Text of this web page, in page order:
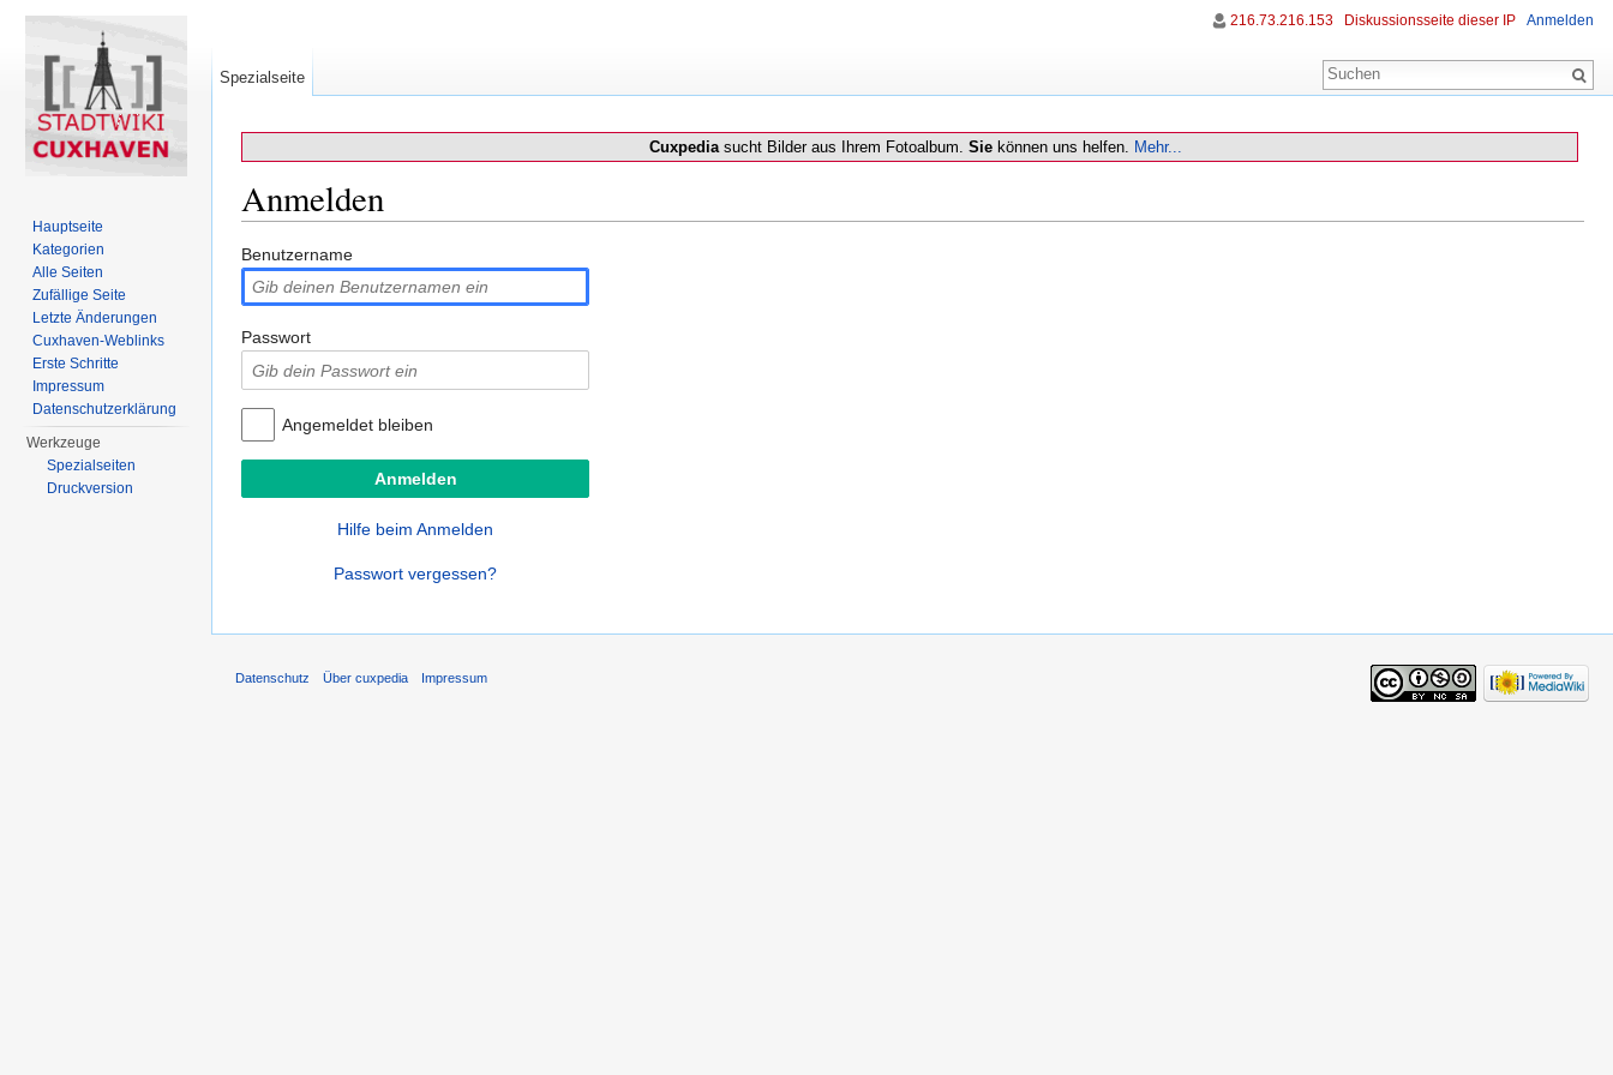
Cuxpediasucht Bilder aus Ihrem Fotoalbum. Sie können uns helfen. Mehr...
Anmelden
Benutzername
Passwort
Angemeldet bleiben
Hilfe beim Anmelden
Passwort vergessen?
216.73.216.153 Diskussionsseite dieser IP Anmelden
Spezialseite
Hauptseite
Kategorien
Alle Seiten
Zufällige Seite
Letzte Änderungen
Cuxhaven-Weblinks
Erste Schritte
Impressum
Datenschutzerklärung
Werkzeuge
Spezialseiten
Druckversion
Datenschutz Über cuxpedia Impressum